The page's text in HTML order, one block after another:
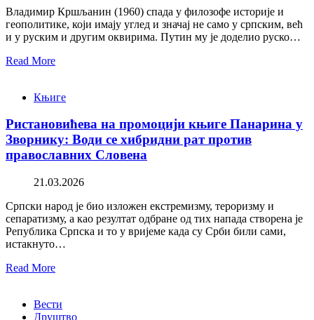
Владимир Кршљанин (1960) спада у филозофе историје и
геополитике, који имају углед и значај не само у српским, већ
и у руским и другим оквирима. Путин му је доделио руско…
Read More
Књиге
Ристановићева на промоцији књиге Панарина у
Зворнику: Води се хибридни рат против
православних Словена
21.03.2026
Српски народ је био изложен екстремизму, тероризму и
сепаратизму, а као резултат одбране од тих напада створена је
Република Српска и то у вријеме када су Срби били сами,
истакнуто…
Read More
Вести
Друштво